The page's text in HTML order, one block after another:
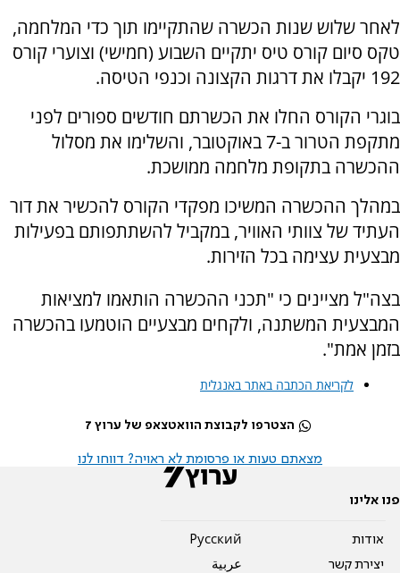
לאחר שלוש שנות הכשרה שהתקיימו תוך כדי המלחמה,
טקס סיום קורס טיס יתקיים השבוע (חמישי) וצוערי קורס
192 יקבלו את דרגות הקצונה וכנפי הטיסה.
בוגרי הקורס החלו את הכשרתם חודשים ספורים לפני
מתקפת הטרור ב-7 באוקטובר, והשלימו את מסלול
ההכשרה בתקופת מלחמה ממושכת.
במהלך ההכשרה המשיכו מפקדי הקורס להכשיר את דור
העתיד של צוותי האוויר, במקביל להשתתפותם בפעילות
מבצעית עצימה בכל הזירות.
בצה"ל מציינים כי "תכני ההכשרה הותאמו למציאות
המבצעית המשתנה, ולקחים מבצעיים הוטמעו בהכשרה
בזמן אמת".
לקריאת הכתבה באתר באנגלית
הצטרפו לקבוצת הוואטצאפ של ערוץ 7
מצאתם טעות או פרסומת לא ראויה? דווחו לנו
פנו אלינו
אודות
יצירת קשר
Pусский
عربية